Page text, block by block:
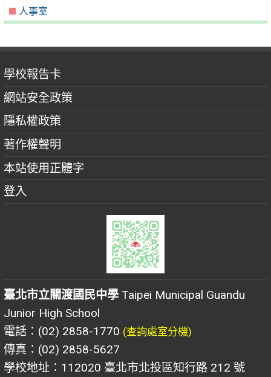
人事室
學校報告卡
網站安全政策
隱私權政策
著作權聲明
本站使用正體字
登入
臺北市立關渡國民中學 Taipei Municipal Guandu
Junior High School
電話：(02) 2858-1770 (查詢處室分機)
傳真：(02) 2858-5627
學校地址：112020 臺北市北投區知行路 212 號